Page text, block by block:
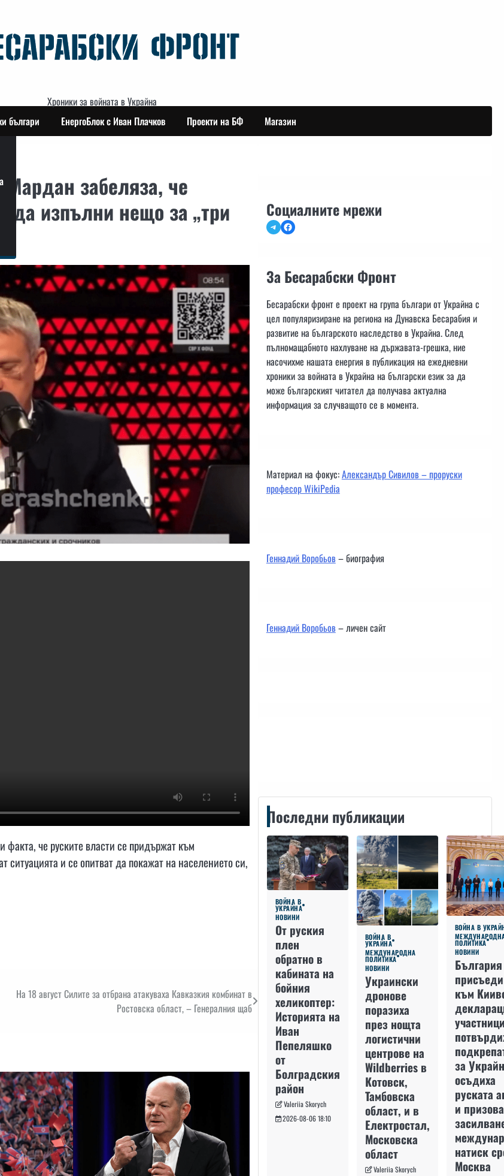
Хроники за войната в Украйна
българи ЕнергоБлок с Иван Плачков Проекти на БФ Магазин
забеляза, че
да изпълни нещо за „три
факта, че руските власти се придържат към
ситуацията и се опитват да покажат на населението си,
На 18 август Силите за отбрана атакуваха Кавказкия комбинат в
Ростовска област, – Генералния щаб
Социалните мрежи
TelegramFacebook
За Бесарабски Фронт
Бесарабски фронт е проект на група българи от Украйна с
цел популяризиране на региона на Дунавска Бесарабия и
развитие на българското наследство в Украйна. След
пълномащабното нахлуване на държавата-грешка, ние
насочихме нашата енергия в публикация на ежедневни
хроники за войната в Украйна на български език за да
може българският читател да получава актуална
информация за случващото се в момента.
Материал на фокус:Александър Сивилов – проруски
професор WikiPedia
Геннадий Воробьов– биография
Геннадий Воробьов– личен сайт
Последни публикации
ВОЙНА В
УКРАЙНА
НОВИНИ
От руския
плен
обратно в
кабината на
бойния
хеликоптер:
Историята на
Иван
Пепеляшко
от
Болградския
район
Valeriia Skorych
2026-08-06 18:10
ВОЙНА В
УКРАЙНА
МЕЖДУНАРОДНА
ПОЛИТИКА
НОВИНИ
Украински
дронове
поразиха
през нощта
логистични
центрове на
Wildberries в
Котовск,
Тамбовска
област, и в
Електростал,
Московска
област
Valeriia Skorych
ВОЙНА В
ПОЛИТИКА
НОВИНИ
към
за
осъдиха
руската
и
натиск
Москва